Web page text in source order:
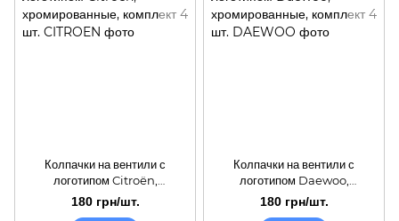
Колпачки на вентили с
логотипом Citroën,
хромированные, комплект 4
шт.
180 грн/шт.
Колпачки на вентили с
логотипом Daewoo,
хромированные, комплект 4
шт.
180 грн/шт.